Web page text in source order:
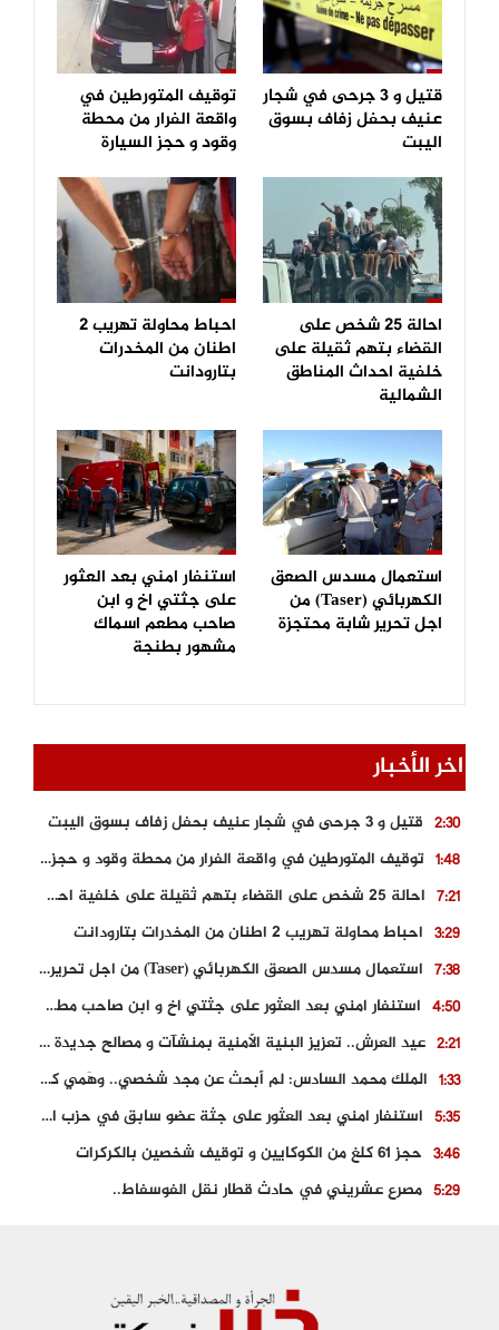
قتيل و 3 جرحى في شجار
عنيف بحفل زفاف بسوق
اليبت
توقيف المتورطين في
واقعة الفرار من محطة
وقود و حجز السيارة
احالة 25 شخص على
القضاء بتهم ثقيلة على
خلفية احداث المناطق
الشمالية
احباط محاولة تهريب 2
اطنان من المخدرات
بتارودانت
استعمال مسدس الصعق
الكهربائي (Taser) من
اجل تحرير شابة محتجزة
استنفار امني بعد العثور
على جثتي اخ و ابن
صاحب مطعم اسماك
مشهور بطنجة
اخر الأخبار
2:30 قتيل و 3 جرحى في شجار عنيف بحفل زفاف بسوق اليبت
1:48
توقيف المتورطين في واقعة الفرار من محطة وقود و حجز السيارة
7:21
احالة 25 شخص على القضاء بتهم ثقيلة على خلفية احداث المناطق الشمالية
3:29 احباط محاولة تهريب 2 اطنان من المخدرات بتارودانت
7:38
استعمال مسدس الصعق الكهربائي (Taser) من اجل تحرير شابة محتجزة
4:50
استنفار امني بعد العثور على جثتي اخ و ابن صاحب مطعم اسماك مشهور بطنجة
2:21
عيد العرش.. تعزيز البنية الأمنية بمنشآت و مصالح جديدة بكل من الحسيمة – فاس و الناظور
1:33
الملك محمد السادس: لم أبحث عن مجد شخصي.. وهَمي كرامة المغاربة
5:35
استنفار امني بعد العثور على جثة عضو سابق في حزب المصباح بالقنيطرة..
3:46 حجز 61 كلغ من الكوكايين و توقيف شخصين بالكركرات
5:29 مصرع عشريني في حادث قطار نقل الفوسفاط..